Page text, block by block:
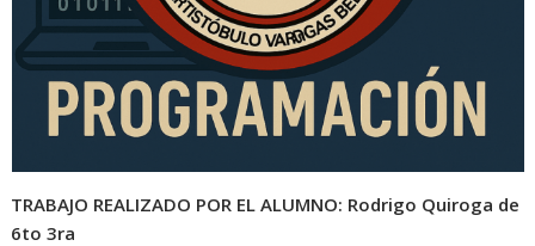
TRABAJO REALIZADO POR EL ALUMNO: Rodrigo Quiroga de
6to 3ra